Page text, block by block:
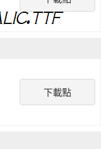
下載點